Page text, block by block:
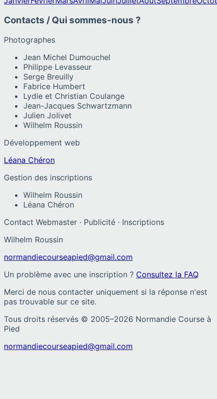
Contacts / Qui sommes-nous ?
Photographes
Jean Michel Dumouchel
Philippe Levasseur
Serge Breuilly
Fabrice Humbert
Lydie et Christian Coulange
Jean-Jacques Schwartzmann
Julien Jolivet
Wilhelm Roussin
Développement web
Léana Chéron
Gestion des inscriptions
Wilhelm Roussin
Léana Chéron
Contact Webmaster · Publicité · Inscriptions
Wilhelm Roussin
normandiecourseapied@gmail.com
Un problème avec une inscription ? Consultez la FAQ
Merci de nous contacter uniquement si la réponse n'est
pas trouvable sur ce site.
Tous droits réservés © 2005–2026 Normandie Course à
Pied
normandiecourseapied@gmail.com